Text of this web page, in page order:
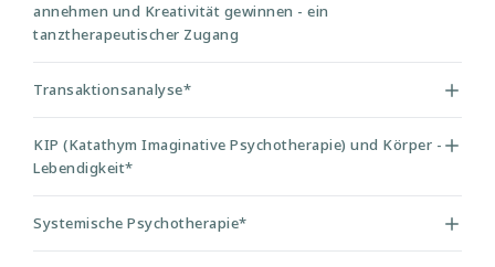
annehmen und Kreativität gewinnen - ein
tanztherapeutischer Zugang
Transaktionsanalyse*
KIP (Katathym Imaginative Psychotherapie) und Körper -
Lebendigkeit*
Systemische Psychotherapie*